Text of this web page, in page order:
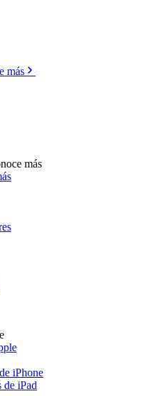
más
más
iPhone
de iPad